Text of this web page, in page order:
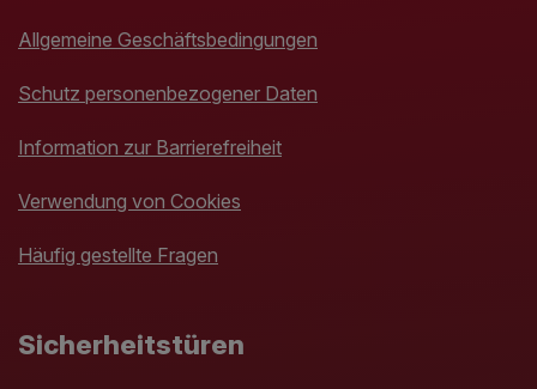
Allgemeine Geschäftsbedingungen
Schutz personenbezogener Daten
Information zur Barrierefreiheit
Verwendung von Cookies
Häufig gestellte Fragen
Sicherheitstüren